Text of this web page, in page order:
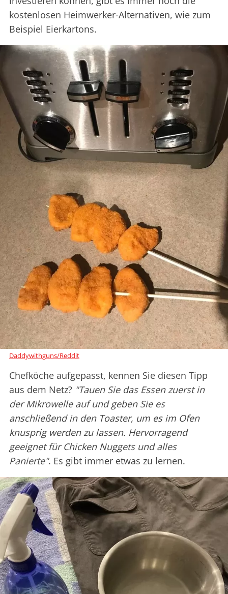
kostenlosen Heimwerker-Alternativen, wie zum
Beispiel Eierkartons.
Daddywithguns/Reddit
Chefköche aufgepasst, kennen Sie diesen Tipp
aus dem Netz? "Tauen Sie das Essen zuerst in
der Mikrowelle auf und geben Sie es
anschließend in den Toaster, um es im Ofen
knusprig werden zu lassen. Hervorragend
geeignet für Chicken Nuggets und alles
Panierte". Es gibt immer etwas zu lernen.